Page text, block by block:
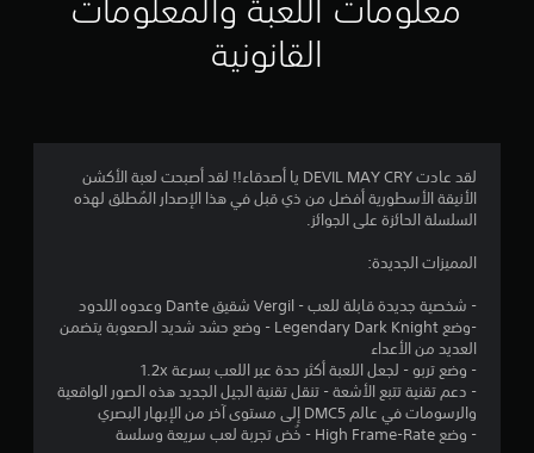
7
7
ج
م
معلومات اللعبة والمعلومات
القانونية
لقد عادت DEVIL MAY CRY يا أصدقاء!! لقد أصبحت لعبة الأكشن
الأنيقة الأسطورية أفضل من ذي قبل في هذا الإصدار المُطلق لهذه
السلسلة الحائزة على الجوائز.
المميزات الجديدة:
- شخصية جديدة قابلة للعب - Vergil شقيق Dante وعدوه اللدود
-وضع Legendary Dark Knight - وضع حشد شديد الصعوبة يتضمن
العديد من الأعداء
- وضع تربو - لجعل اللعبة أكثر حدة عبر اللعب بسرعة 1.2x
- دعم تقنية تتبع الأشعة - تنقل تقنية الجيل الجديد هذه الصور الواقعية
والرسومات في عالم DMC5 إلى مستوى آخر من الإبهار البصري
- وضع High Frame-Rate - خُض تجربة لعب سريعة وسلسة